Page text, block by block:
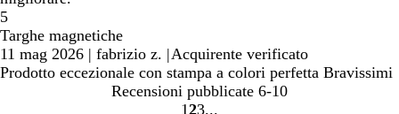
5
Targhe magnetiche
11 mag 2026 | fabrizio z. |Acquirente verificato
Prodotto eccezionale con stampa a colori perfetta Bravissimi
Recensioni pubblicate 6-10
123